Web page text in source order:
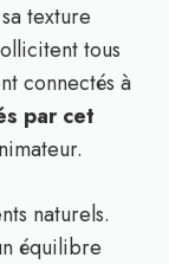
texture
tous
connectés à
par cet
naturels.
équilibre